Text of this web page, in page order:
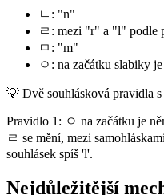
ㄴ: "n"
ㄹ: mezi "r" a "l" podle
ㅁ: "m"
ㅇ: na začátku slabiky
💡 Dvě souhlásková pravidla
Pravidlo 1: ㅇ na začátku je
ㄹ se mění, mezi
souhlásek spíš 'l'.
Nejdůležitější